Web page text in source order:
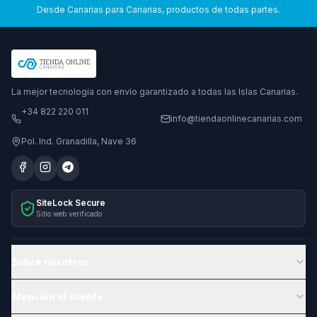
Desde Canarias para Canarias, productos de todas partes.
La mejor tecnología con envío garantizado a todas las Islas Canarias.
+34 822 220 011
info@tiendaonlinecanarias.com
Pol. Ind. Granadilla, Nave 36
SiteLock Secure
Sitio web verificado